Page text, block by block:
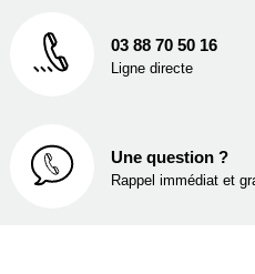
03 88 70 50 16
Ligne directe
Une question ?
Rappel immédiat et